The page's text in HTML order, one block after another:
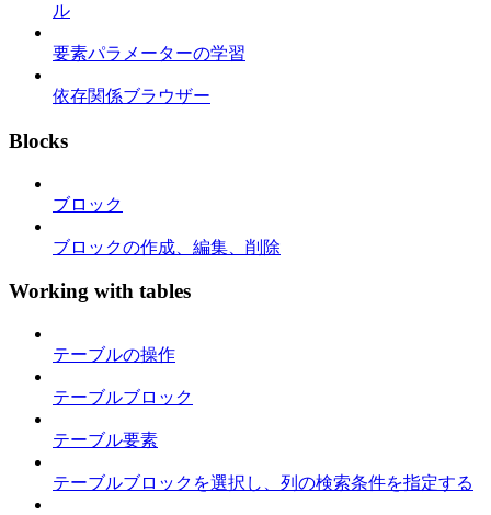
ル
要素パラメーターの学習
依存関係ブラウザー
Blocks
ブロック
ブロックの作成、編集、削除
Working with tables
テーブルの操作
テーブルブロック
テーブル要素
テーブルブロックを選択し、列の検索条件を指定する